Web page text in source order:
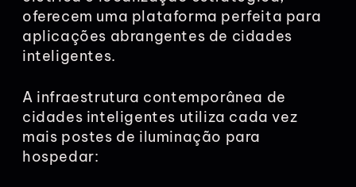
oferecem uma plataforma perfeita para
aplicações abrangentes de cidades
inteligentes.
A infraestrutura contemporânea de
cidades inteligentes utiliza cada vez
mais postes de iluminação para
hospedar: